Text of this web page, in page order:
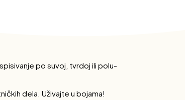
po suvoj, tvrdoj ili polu-
dela. Uživajte u bojama!